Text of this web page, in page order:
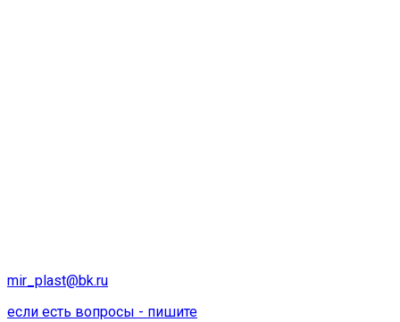
mir_plast@bk.ru
если есть вопросы - пишите